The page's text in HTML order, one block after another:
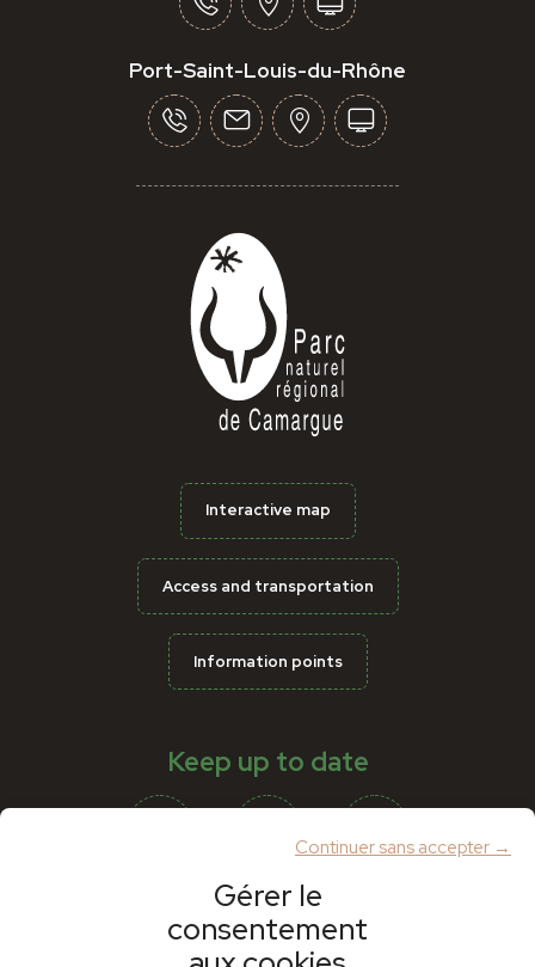
Gérer le
consentement
Continuer sans accepter →
Port-Saint-Louis-du-Rhône
Interactive map
Access and transportation
Information points
Keep up to date
Partners